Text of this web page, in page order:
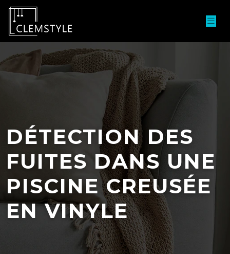
DÉTECTION DES
FUITES DANS UNE
PISCINE CREUSÉE
EN VINYLE